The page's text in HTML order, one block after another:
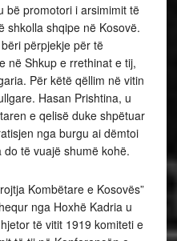
bë promotori i arsimimit të
shkolla shqipe në Kosovë.
përpjekje për të
në Shkup e rrethinat e tij,
Për këtë qëllim në vitin
Hasan Prishtina, u
e qelisë duke shpëtuar
nga burgu ai dëmtoi
të vuajë shumë kohë.
Kombëtare e Kosovës”
nga Hoxhë Kadria u
të vitit 1919 komiteti e